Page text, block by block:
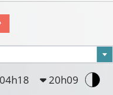
04h18 20h09